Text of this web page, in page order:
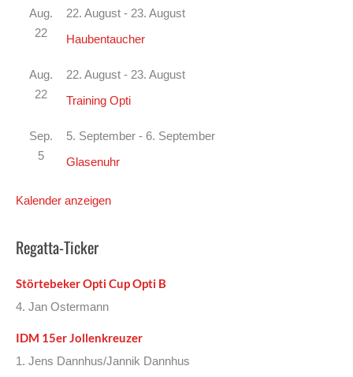
Aug.
22
22. August - 23. August
Haubentaucher
Aug.
22
22. August - 23. August
Training Opti
Sep.
5
5. September - 6. September
Glasenuhr
Kalender anzeigen
Regatta-Ticker
Störtebeker Opti Cup Opti B
4. Jan Ostermann
IDM 15er Jollenkreuzer
1. Jens Dannhus/Jannik Dannhus